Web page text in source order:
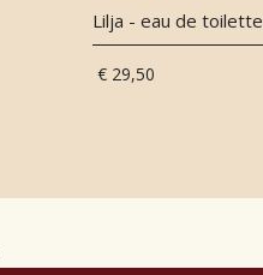
Lilja - eau de toilette
€ 29,50